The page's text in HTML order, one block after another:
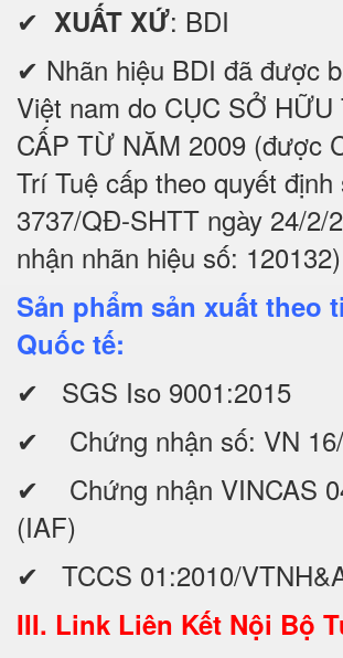
✔ XUẤT XỨ: BDI
✔ Nhãn hiệu BDI đã được
Việt nam do CỤC SỞ HỮU
CẤP TỪ NĂM 2009 (được
Trí Tuệ cấp theo quyết định
3737/QĐ-SHTT ngày 24/2/
nhận nhãn hiệu số: 120132)
Sản phẩm sản xuất theo
Quốc tế:
✔ SGS Iso 9001:2015
✔ Chứng nhận số: VN
✔ Chứng nhận VINCAS
(IAF)
✔ TCCS 01:2010/
III. Link Liên Kết Nội Bộ